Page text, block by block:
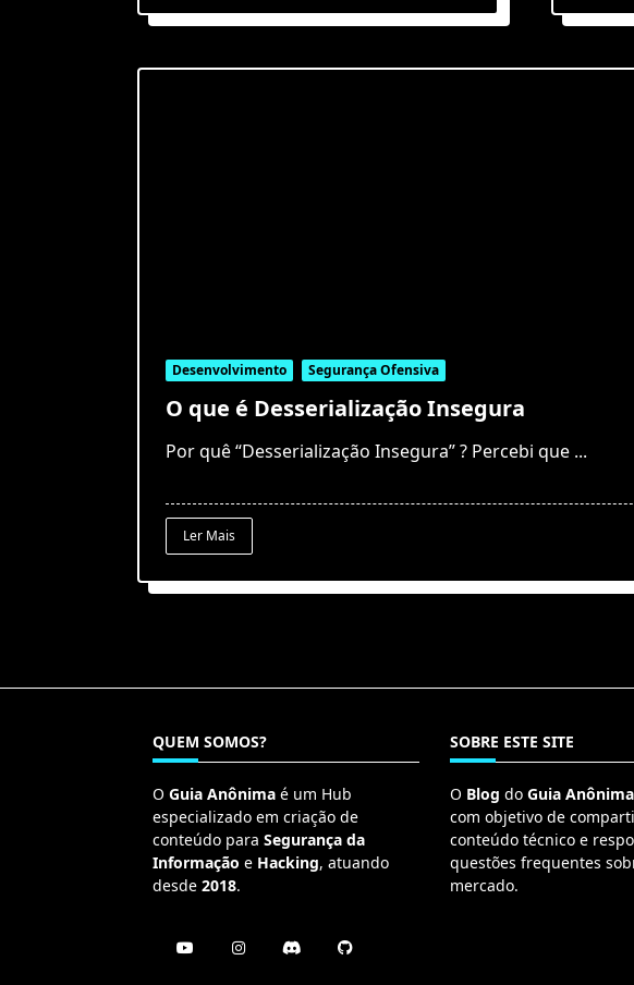
Desenvolvimento Segurança Ofensiva
O que é Desserialização Insegura
Por quê “Desserialização Insegura” ? Percebi que ...
Ler Mais
QUEM SOMOS?
O Guia Anônima é um Hub
especializado em criação de
conteúdo para Segurança da
Informação e Hacking, atuando
desde 2018.
SOBRE ESTE SITE
O Blog do Guia Anônima
com objetivo de
conteúdo técnico e
questões frequentes
mercado.